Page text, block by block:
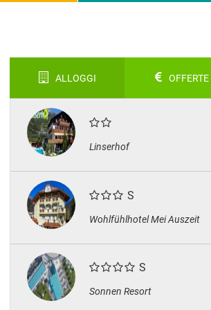
ALLOGGI OFFERTE
Linserhof
S
Wohlfühlhotel Mei Auszeit
S
Sonnen Resort